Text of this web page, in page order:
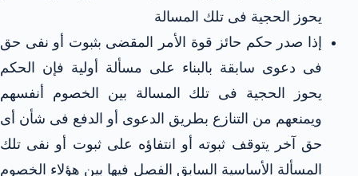
يحوز الحجية فى تلك المسالة
إذا صدر حكم حائز قوة الأمر المقضى بثبوت أو نفى حق
فى دعوى سابقة بالبناء على مسألة أولية فإن الحكم
يحوز الحجية فى تلك المسالة بين الخصوم أنفسهم
ويمنعهم من التنازع بطريق الدعوى أو الدفع فى شأن أى
حق آخر يتوقف ثبوته أو انتفاؤه على ثبوت أو نفى تلك
المسألة الأساسية السابق الفصل فيها بين هؤلاء الخصوم